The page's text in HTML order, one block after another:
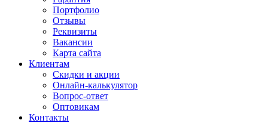
Портфолио
Отзывы
Реквизиты
Вакансии
Карта сайта
Клиентам
Скидки и акции
Онлайн-калькулятор
Вопрос-ответ
Оптовикам
Контакты